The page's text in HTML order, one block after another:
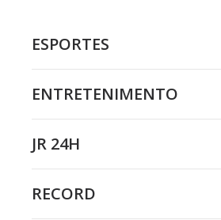
ESPORTES
ENTRETENIMENTO
JR 24H
RECORD